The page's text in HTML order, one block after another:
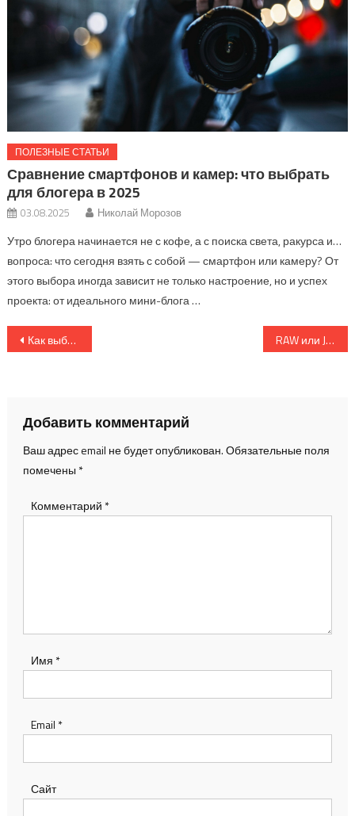
ПОЛЕЗНЫЕ СТАТЬИ
Сравнение смартфонов и камер: что выбрать
для блогера в 2025
03.08.2025 Николай Морозов
Утро блогера начинается не с кофе, а с поиска света, ракурса и…
вопроса: что сегодня взять с собой — смартфон или камеру? От
этого выбора иногда зависит не только настроение, но и успех
проекта: от идеального мини-блога …
Навигация
Как выбрать объектив для портретной, пейзажной и макросъемки RAW или JPEG: что лучше для обработки фотографий?
Добавить комментарий
Ваш адрес email не будет опубликован.Обязательные поля
помечены *
Комментарий *
Имя *
Email *
Сайт